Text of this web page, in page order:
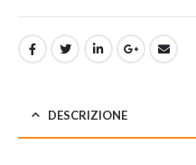
DESCRIZIONE